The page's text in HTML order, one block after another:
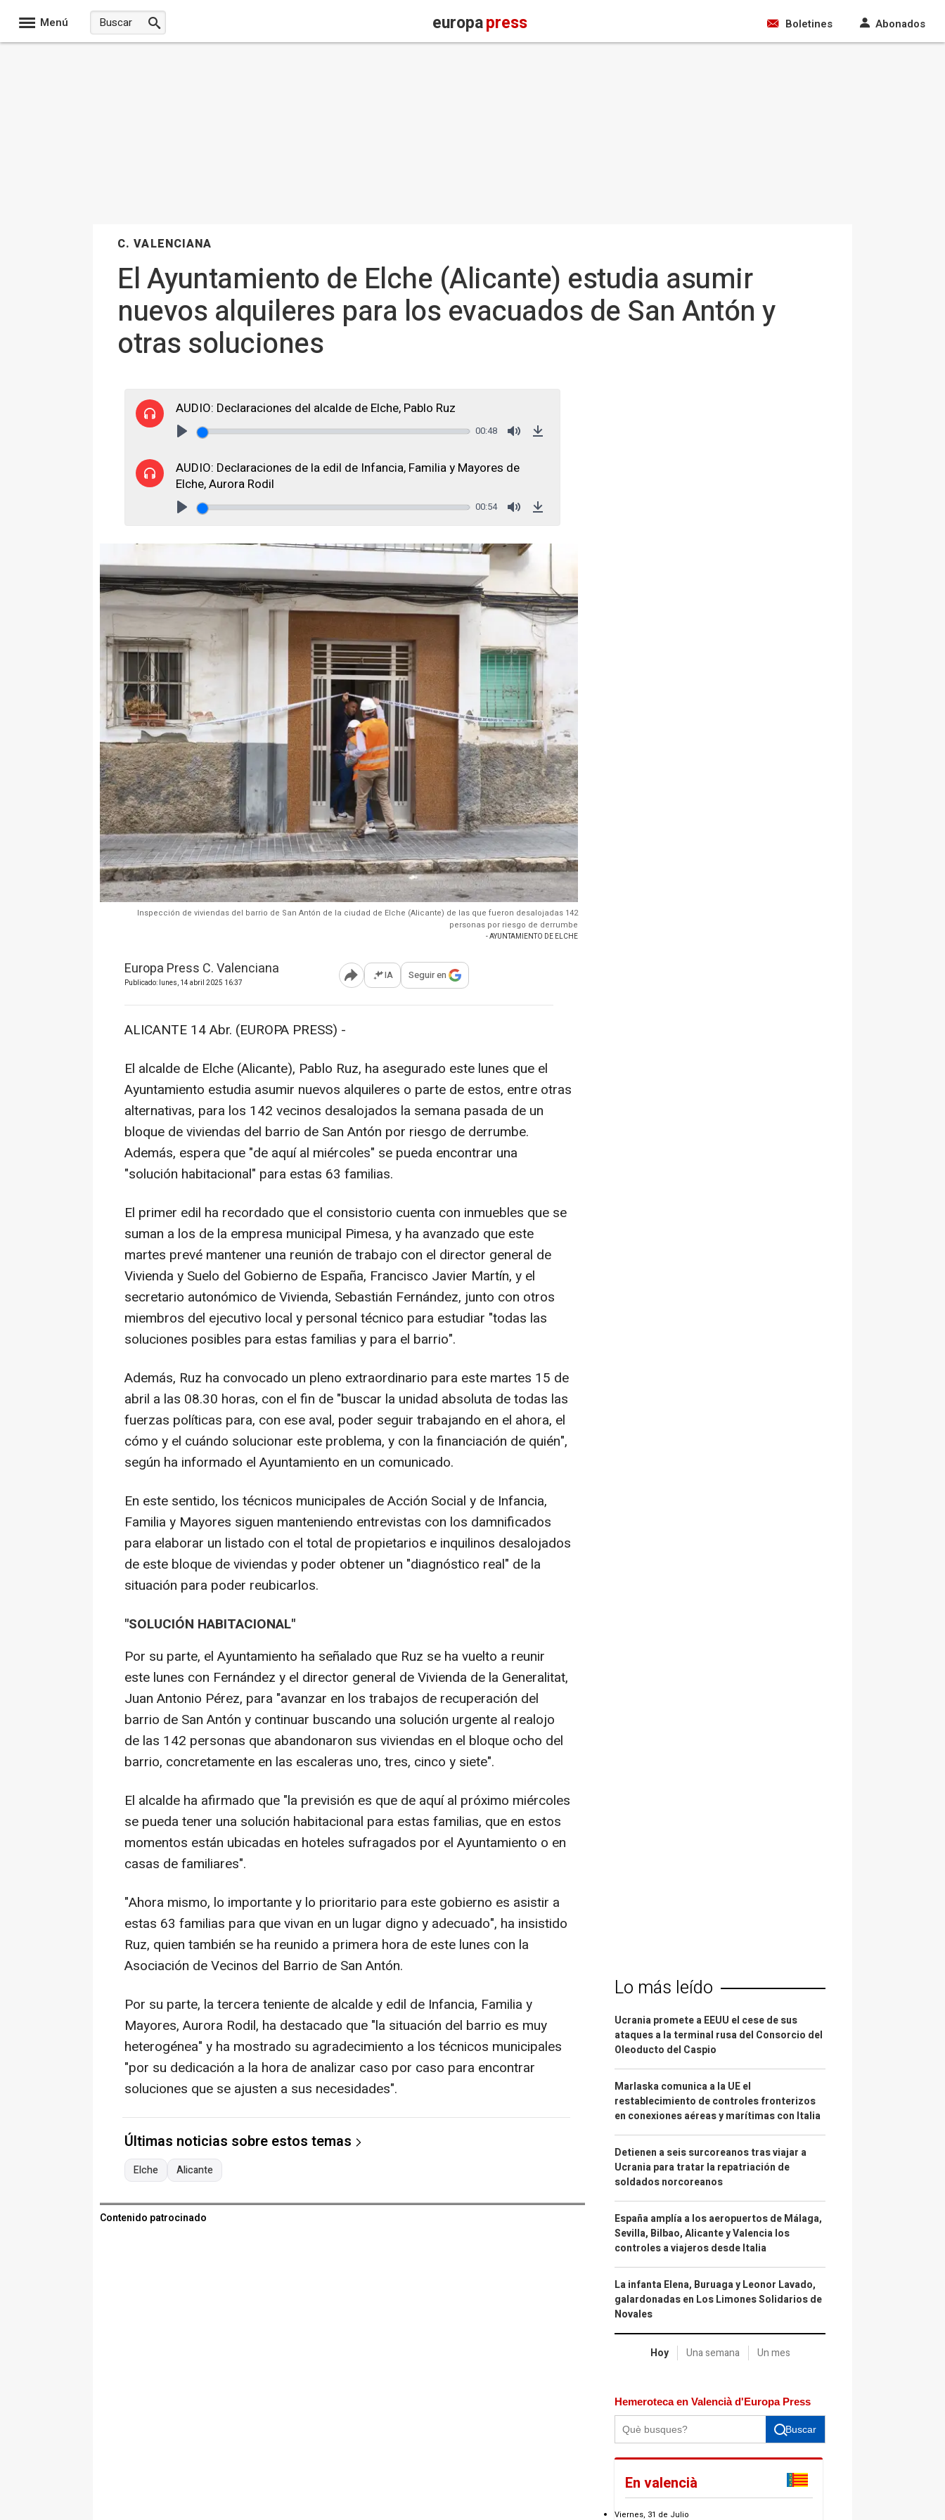
Menú europapress Boletines Abonados
C. VALENCIANA
El Ayuntamiento de Elche (Alicante) estudia asumir
nuevos alquileres para los evacuados de San Antón y
otras soluciones
AUDIO: Declaraciones del alcalde de Elche, Pablo Ruz
00:48
AUDIO: Declaraciones de la edil de Infancia, Familia y Mayores de
Elche, Aurora Rodil
00:54
Inspección de viviendas del barrio de San Antón de la ciudad de Elche (Alicante) de las que fueron desalojadas 142
personas por riesgo de derrumbe
- AYUNTAMIENTO DE ELCHE
Europa Press C. Valenciana
Publicado: lunes, 14 abril 2025 16:37 Abrir opciones para compartir
IA Seguir en
ALICANTE 14 Abr. (EUROPA PRESS) -
El alcalde de Elche (Alicante), Pablo Ruz, ha asegurado este lunes que el
Ayuntamiento estudia asumir nuevos alquileres o parte de estos, entre otras
alternativas, para los 142 vecinos desalojados la semana pasada de un
bloque de viviendas del barrio de San Antón por riesgo de derrumbe.
Además, espera que "de aquí al miércoles" se pueda encontrar una
"solución habitacional" para estas 63 familias.
El primer edil ha recordado que el consistorio cuenta con inmuebles que se
suman a los de la empresa municipal Pimesa, y ha avanzado que este
martes prevé mantener una reunión de trabajo con el director general de
Vivienda y Suelo del Gobierno de España, Francisco Javier Martín, y el
secretario autonómico de Vivienda, Sebastián Fernández, junto con otros
miembros del ejecutivo local y personal técnico para estudiar "todas las
soluciones posibles para estas familias y para el barrio".
Además, Ruz ha convocado un pleno extraordinario para este martes 15 de
abril a las 08.30 horas, con el fin de "buscar la unidad absoluta de todas las
fuerzas políticas para, con ese aval, poder seguir trabajando en el ahora, el
cómo y el cuándo solucionar este problema, y con la financiación de quién",
según ha informado el Ayuntamiento en un comunicado.
En este sentido, los técnicos municipales de Acción Social y de Infancia,
Familia y Mayores siguen manteniendo entrevistas con los damnificados
para elaborar un listado con el total de propietarios e inquilinos desalojados
de este bloque de viviendas y poder obtener un "diagnóstico real" de la
situación para poder reubicarlos.
"SOLUCIÓN HABITACIONAL"
Por su parte, el Ayuntamiento ha señalado que Ruz se ha vuelto a reunir
este lunes con Fernández y el director general de Vivienda de la Generalitat,
Juan Antonio Pérez, para "avanzar en los trabajos de recuperación del
barrio de San Antón y continuar buscando una solución urgente al realojo
de las 142 personas que abandonaron sus viviendas en el bloque ocho del
barrio, concretamente en las escaleras uno, tres, cinco y siete".
El alcalde ha afirmado que "la previsión es que de aquí al próximo miércoles
se pueda tener una solución habitacional para estas familias, que en estos
momentos están ubicadas en hoteles sufragados por el Ayuntamiento o en
casas de familiares".
"Ahora mismo, lo importante y lo prioritario para este gobierno es asistir a
estas 63 familias para que vivan en un lugar digno y adecuado", ha insistido
Ruz, quien también se ha reunido a primera hora de este lunes con la
Asociación de Vecinos del Barrio de San Antón.
Por su parte, la tercera teniente de alcalde y edil de Infancia, Familia y
Mayores, Aurora Rodil, ha destacado que "la situación del barrio es muy
heterogénea" y ha mostrado su agradecimiento a los técnicos municipales
"por su dedicación a la hora de analizar caso por caso para encontrar
soluciones que se ajusten a sus necesidades".
Últimas noticias sobre estos temas
Elche Alicante
Contenido patrocinado
Lo más leído
Ucrania promete a EEUU el cese de sus
ataques a la terminal rusa del Consorcio del
Oleoducto del Caspio
Marlaska comunica a la UE el
restablecimiento de controles fronterizos
en conexiones aéreas y marítimas con Italia
Detienen a seis surcoreanos tras viajar a
Ucrania para tratar la repatriación de
soldados norcoreanos
España amplía a los aeropuertos de Málaga,
Sevilla, Bilbao, Alicante y Valencia los
controles a viajeros desde Italia
La infanta Elena, Buruaga y Leonor Lavado,
galardonadas en Los Limones Solidarios de
Novales
Hoy Una semana Un mes
Hemeroteca en Valencià d'Europa Press
Buscar
En valencià
Viernes, 31 de Julio